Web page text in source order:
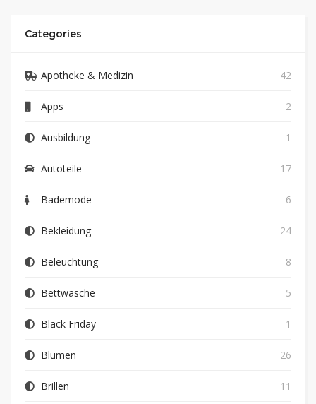
Categories
Apotheke & Medizin 42
Apps 2
Ausbildung 1
Autoteile 17
Bademode 6
Bekleidung 24
Beleuchtung 8
Bettwäsche 5
Black Friday 1
Blumen 26
Brillen 11